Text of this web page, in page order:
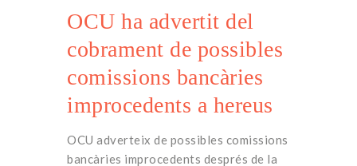
MARTÍNEZ SAURI
ADVOCATS
Publisher Name
ADVOCATS
Publisher Logo
OCU ha advertit del
cobrament de possibles
comissions bancàries
improcedents a hereus
OCU adverteix de possibles comissions
bancàries improcedents després de la